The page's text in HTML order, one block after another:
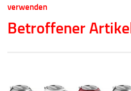
verwenden
Betroffener